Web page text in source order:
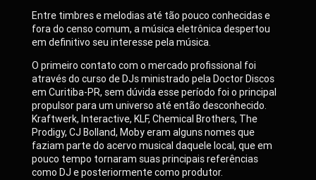
Entre timbres e melodias até tão pouco conhecidas e
fora do censo comum, a música eletrônica despertou
em definitivo seu interesse pela música.
O primeiro contato com o mercado profissional foi
através do curso de DJs ministrado pela Doctor Discos
em Curitiba-PR, sem dúvida esse período foi o principal
propulsor para um universo até então desconhecido.
Kraftwerk, Interactive, KLF, Chemical Brothers, The
Prodigy, CJ Bolland, Moby eram alguns nomes que
faziam parte do acervo musical daquele local, que em
pouco tempo tornaram suas principais referências
como DJ e posteriormente como produtor.